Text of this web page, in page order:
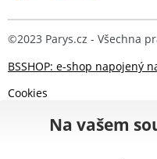
©2023 Parys.cz - Všechna
BSSHOP: e-shop napojený
Cookies
Na vašem